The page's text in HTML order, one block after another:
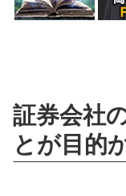
証券会社
とが目的